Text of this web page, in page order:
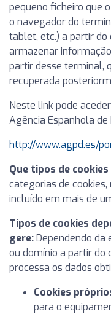
pequeno ficheiro que
o navegador do
tablet, etc.) a partir
armazenar
partir desse terminal,
recuperada
Neste link pode
Agência Espanhola de
http://www.agpd.es/
Que tipos de
categorias de
incluído em mais de
Tipos de cookies
gere:Dependendo da
ou domínio a partir do
processa os dados
Cookies
para o